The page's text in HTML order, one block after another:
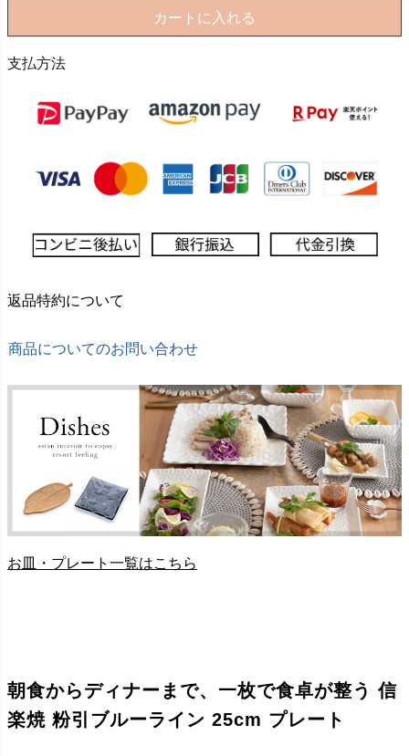
カートに入れる
支払方法
返品特約について
商品についてのお問い合わせ
お皿・プレート一覧はこちら
朝食からディナーまで、一枚で食卓が整う 信
楽焼 粉引ブルーライン 25cm プレート